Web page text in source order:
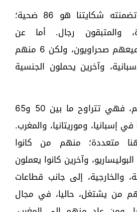
عدد الضحايا الذي تضمنته شكايتنا هو 86 ضحية؛
14 امرأة، والمتبقون رجال. أما عن
جنسياتهم، فهم جميعهم صحراويون، ولكن 6 منهم
وآخرين يحملون الجنسية
وفيما يخص أعمارهم، فهي تتراوح ما بين 50 و65
إسبانيا، وموريتانيا، والمغرب.
متعددة؛ منهم من كانوا
وآخرين كانوا يعملون
والخارجية، إلى جانب قطاعات
من يشتغل، حاليا، في مجال